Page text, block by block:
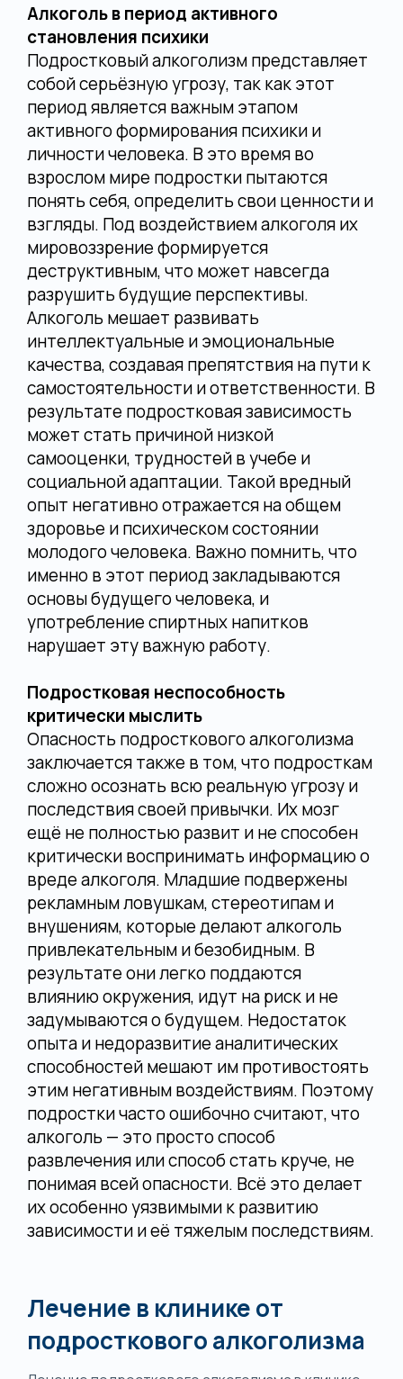
Алкоголь в период активного
становления психики
Подростковый алкоголизм представляет
собой серьёзную угрозу, так как этот
период является важным этапом
активного формирования психики и
личности человека. В это время во
взрослом мире подростки пытаются
понять себя, определить свои ценности и
взгляды. Под воздействием алкоголя их
мировоззрение формируется
деструктивным, что может навсегда
разрушить будущие перспективы.
Алкоголь мешает развивать
интеллектуальные и эмоциональные
качества, создавая препятствия на пути к
самостоятельности и ответственности. В
результате подростковая зависимость
может стать причиной низкой
самооценки, трудностей в учебе и
социальной адаптации. Такой вредный
опыт негативно отражается на общем
здоровье и психическом состоянии
молодого человека. Важно помнить, что
именно в этот период закладываются
основы будущего человека, и
употребление спиртных напитков
нарушает эту важную работу.
Подростковая неспособность
критически мыслить
Опасность подросткового алкоголизма
заключается также в том, что подросткам
сложно осознать всю реальную угрозу и
последствия своей привычки. Их мозг
ещё не полностью развит и не способен
критически воспринимать информацию о
вреде алкоголя. Младшие подвержены
рекламным ловушкам, стереотипам и
внушениям, которые делают алкоголь
привлекательным и безобидным. В
результате они легко поддаются
влиянию окружения, идут на риск и не
задумываются о будущем. Недостаток
опыта и недоразвитие аналитических
способностей мешают им противостоять
этим негативным воздействиям. Поэтому
подростки часто ошибочно считают, что
алкоголь — это просто способ
развлечения или способ стать круче, не
понимая всей опасности. Всё это делает
их особенно уязвимыми к развитию
зависимости и её тяжелым последствиям.
Лечение в клинике от
подросткового алкоголизма